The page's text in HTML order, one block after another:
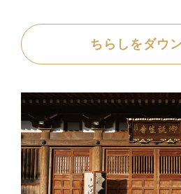
ちらしをダウ